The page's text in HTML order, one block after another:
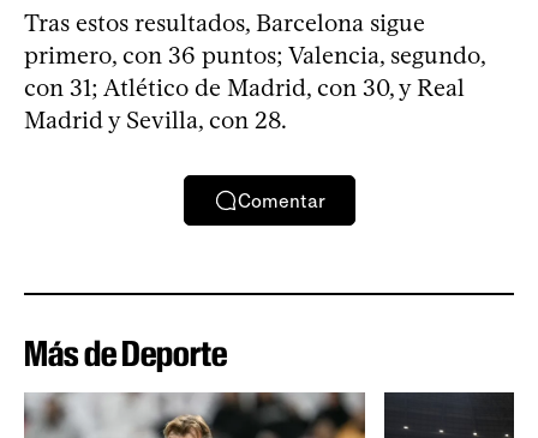
Tras estos resultados, Barcelona sigue
primero, con 36 puntos; Valencia, segundo,
con 31; Atlético de Madrid, con 30, y Real
Madrid y Sevilla, con 28.
Comentar
Más de Deporte